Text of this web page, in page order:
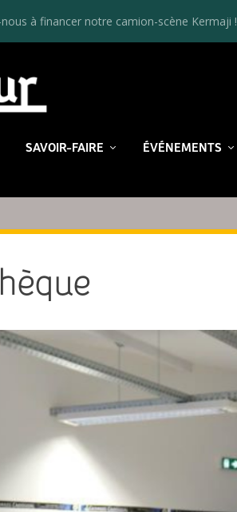
à financer notre camion-scène Kermaji !
SAVOIR-FAIRE ÉVÉNEMENTS